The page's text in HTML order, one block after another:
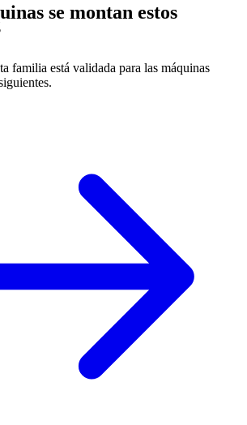
se montan estos
familia está validada para las máquinas